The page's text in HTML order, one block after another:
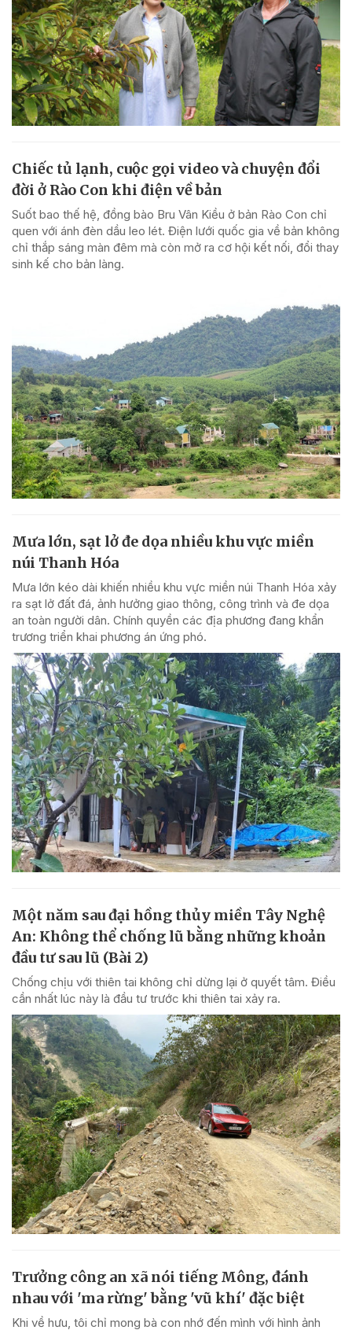
Chiếc tủ lạnh, cuộc gọi video và chuyện đổi
đời ở Rào Con khi điện về bản
Suốt bao thế hệ, đồng bào Bru Vân Kiều ở bản Rào Con chỉ
quen với ánh đèn dầu leo lét. Điện lưới quốc gia về bản không
chỉ thắp sáng màn đêm mà còn mở ra cơ hội kết nối, đổi thay
sinh kế cho bản làng.
Mưa lớn, sạt lở đe dọa nhiều khu vực miền
núi Thanh Hóa
Mưa lớn kéo dài khiến nhiều khu vực miền núi Thanh Hóa xảy
ra sạt lở đất đá, ảnh hưởng giao thông, công trình và đe dọa
an toàn người dân. Chính quyền các địa phương đang khẩn
trương triển khai phương án ứng phó.
Một năm sau đại hồng thủy miền Tây Nghệ
An: Không thể chống lũ bằng những khoản
đầu tư sau lũ (Bài 2)
Chống chịu với thiên tai không chỉ dừng lại ở quyết tâm. Điều
cần nhất lúc này là đầu tư trước khi thiên tai xảy ra.
Trưởng công an xã nói tiếng Mông, đánh
nhau với 'ma rừng' bằng 'vũ khí' đặc biệt
Khi về hưu, tôi chỉ mong bà con nhớ đến mình với hình ảnh